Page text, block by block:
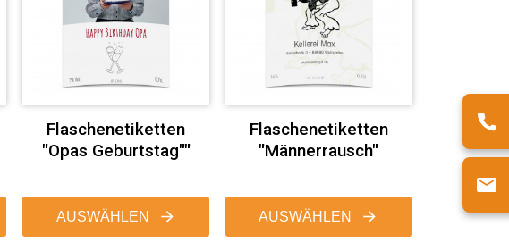
Flaschenetiketten
"Opas Geburtstag""
AUSWÄHLEN
Flaschenetiketten
"Männerrausch"
AUSWÄHLEN